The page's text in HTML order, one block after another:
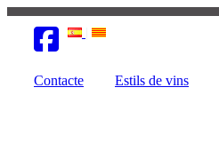
Contacte Estils de vins